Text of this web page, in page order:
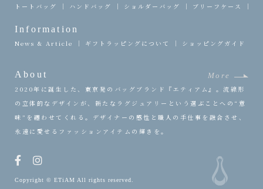
About
More
2020年に誕生した、東京発のバッグブランド『エティアム』。流線形
の立体的なデザインが、新たなラグジュアリーという選ぶことへの“意
味”を纏わせてくれる。デザイナーの感性と職人の手仕事を融合させ、
永遠に愛せるファッションアイテムの輝きを。
Information
News & Article ギフトラッピングについて ショッピングガイド
トートバッグ ハンドバッグ ショルダーバッグ ブリーフケース
Copyright © ETiAM All rights reserved.